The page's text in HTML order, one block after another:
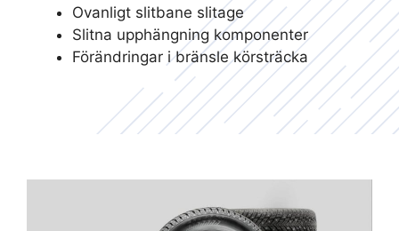
Ovanligt slitbane slitage
Slitna upphängning komponenter
Förändringar i bränsle körsträcka